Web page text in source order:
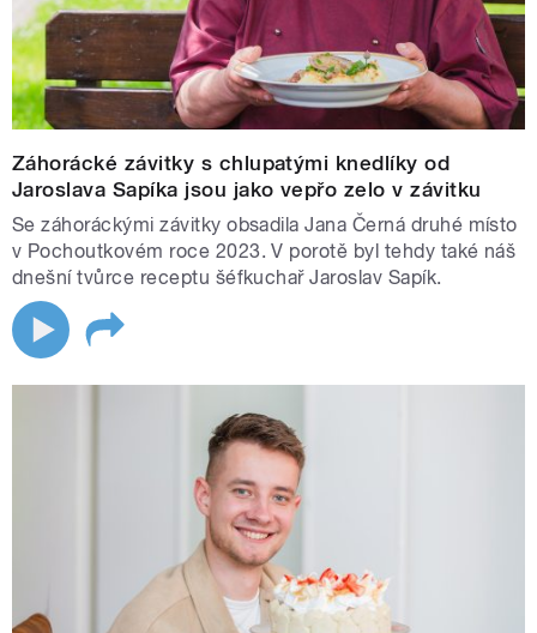
Záhorácké závitky s chlupatými knedlíky od
Jaroslava Sapíka jsou jako vepřo zelo v závitku
Se záhoráckými závitky obsadila Jana Černá druhé místo
v Pochoutkovém roce 2023. V porotě byl tehdy také náš
dnešní tvůrce receptu šéfkuchař Jaroslav Sapík.